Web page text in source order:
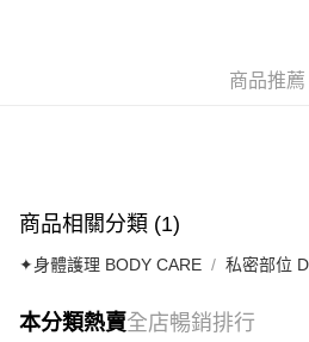
每筆HK$40.00，滿HK$500.00或以上免
付款後順豐合作便利店
每筆HK$40.00，滿HK$500.00或以上免
每筆HK$40.00，滿HK$500.00或以上免
商品推薦
商品相關分類 (1)
✦身體護理 BODY CARE 私密部位
本分類熱賣全店暢銷排行